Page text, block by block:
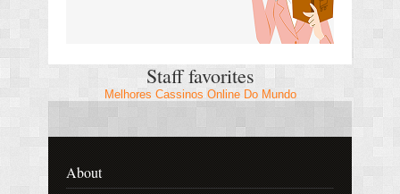
Staff favorites
Melhores Cassinos Online Do Mundo
About